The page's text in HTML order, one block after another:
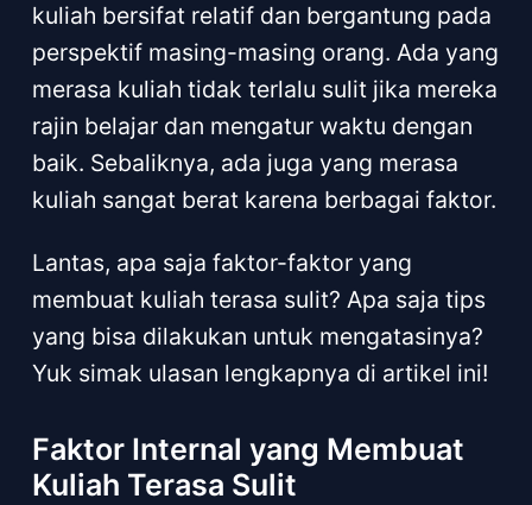
kuliah bersifat relatif dan bergantung pada
perspektif masing-masing orang. Ada yang
merasa kuliah tidak terlalu sulit jika mereka
rajin belajar dan mengatur waktu dengan
baik. Sebaliknya, ada juga yang merasa
kuliah sangat berat karena berbagai faktor.
Lantas, apa saja faktor-faktor yang
membuat kuliah terasa sulit? Apa saja tips
yang bisa dilakukan untuk mengatasinya?
Yuk simak ulasan lengkapnya di artikel ini!
Faktor Internal yang Membuat
Kuliah Terasa Sulit